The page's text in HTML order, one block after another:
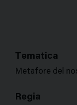
Tematica
Metafore del
Regia